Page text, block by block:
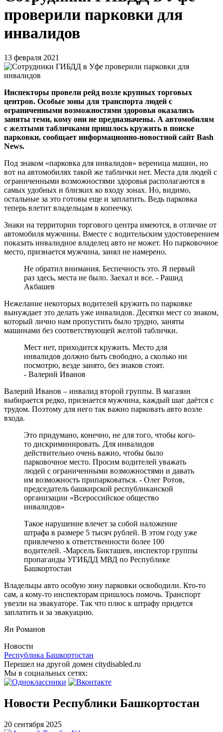
проверили парковки для
инвалидов
13 февраля 2021
Инспекторы провели рейд возле крупных торговых
центров. Особые зоны для транспорта людей с
ограниченными возможностями здоровья оказались
заняты теми, кому они не предназначены. А автомобилям
с желтыми табличками пришлось кружить в поиске
парковки, сообщает информационно-новостной сайт Bash
News.
Под знаком «парковка для инвалидов» вереница машин, но
вот на автомобилях такой же таблички нет. Места для людей с
ограниченными возможностями здоровья располагаются в
самых удобных и близких ко входу зонах. Но, видимо,
остальные за это готовы еще и заплатить. Ведь парковка
теперь влетит владельцам в копеечку.
Знаки на территории торгового центра имеются, в отличие от
автомобиля мужчины. Вместе с водительским удостоверением
показать инвалидное владелец авто не может. Но парковочное
место, признается мужчина, занял не намерено.
Не обратил внимания. Беспечность это. Я первый
раз здесь, места не было. Заехал и все. - Рашид
Акбашев
Нежелание некоторых водителей кружить по парковке
вынуждает это делать уже инвалидов. Десятки мест со знаком,
который лично нам пропустить было трудно, заняты
машинами без соответствующей желтой таблички.
Мест нет, приходится кружить. Место для
инвалидов должно быть свободно, а сколько ни
посмотрю, везде занято, без знаков стоят.
- Валерий Иванов
Валерий Иванов – инвалид второй группы. В магазин
выбирается редко, признается мужчина, каждый шаг даётся с
трудом. Поэтому для него так важно парковать авто возле
входа.
Это придумано, конечно, не для того, чтобы кого-
то дискриминировать. Для инвалидов
действительно очень важно, чтобы было
парковочное место. Просим водителей уважать
людей с ограниченными возможностями и давать
им возможность припарковаться. - Олег Ротов,
председатель башкирской республиканской
организации «Всероссийское общество
инвалидов»
Такое нарушение влечет за собой наложение
штрафа в размере 5 тысяч рублей. В этом году уже
привлечено к ответственности более 100
водителей. -Марсель Бикташев, инспектор группы
пропаганды УГИБДД МВД по Республике
Башкортостан
Владельцы авто особую зону парковки освободили. Кто-то
сам, а кому-то инспекторам пришлось помочь. Транспорт
увезли на эвакуаторе. Так что плюс к штрафу придется
заплатить и за эвакуацию.
Ян Романов
Новости
Республика Башкортостан
Перешел на другой домен citydisabled.ru
Мы в социальных сетях:
Новости Республики Башкортостан
20 сентября 2025